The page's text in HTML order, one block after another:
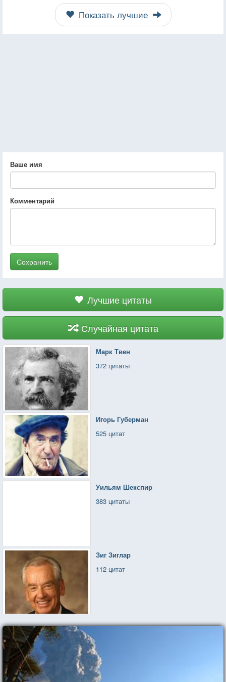
Показать лучшие
Ваше имя
Комментарий
Сохранить
Лучшие цитаты
Случайная цитата
Марк Твен
372 цитаты
Игорь Губерман
525 цитат
Уильям Шекспир
383 цитаты
Зиг Зиглар
112 цитат